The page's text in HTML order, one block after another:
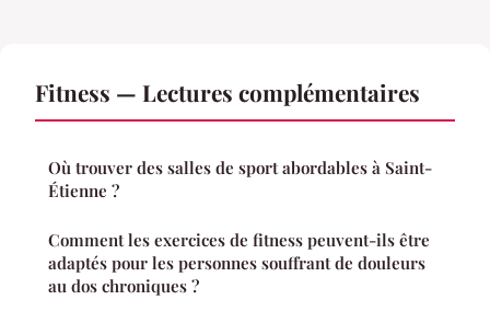
Fitness — Lectures complémentaires
Où trouver des salles de sport abordables à Saint-
Étienne ?
Comment les exercices de fitness peuvent-ils être
adaptés pour les personnes souffrant de douleurs
au dos chroniques ?